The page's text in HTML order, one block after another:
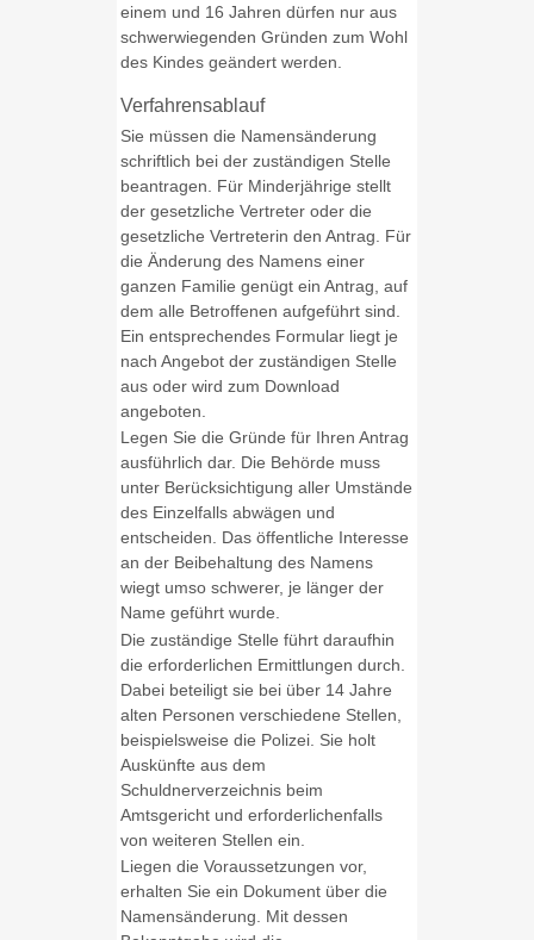
einem und 16 Jahren dürfen nur aus
schwerwiegenden Gründen zum Wohl
des Kindes geändert werden.
Verfahrensablauf
Sie müssen die Namensänderung
schriftlich bei der zuständigen Stelle
beantragen. Für Minderjährige stellt
der gesetzliche Vertreter oder die
gesetzliche Vertreterin den Antrag. Für
die Änderung des Namens einer
ganzen Familie genügt ein Antrag, auf
dem alle Betroffenen aufgeführt sind.
Ein entsprechendes Formular liegt je
nach Angebot der zuständigen Stelle
aus oder wird zum Download
angeboten.
Legen Sie die Gründe für Ihren Antrag
ausführlich dar. Die Behörde muss
unter Berücksichtigung aller Umstände
des Einzelfalls abwägen und
entscheiden. Das öffentliche Interesse
an der Beibehaltung des Namens
wiegt umso schwerer, je länger der
Name geführt wurde.
Die zuständige Stelle führt daraufhin
die erforderlichen Ermittlungen durch.
Dabei beteiligt sie bei über 14 Jahre
alten Personen verschiedene Stellen,
beispielsweise die Polizei. Sie holt
Auskünfte aus dem
Schuldnerverzeichnis beim
Amtsgericht und erforderlichenfalls
von weiteren Stellen ein.
Liegen die Voraussetzungen vor,
erhalten Sie ein Dokument über die
Namensänderung. Mit dessen